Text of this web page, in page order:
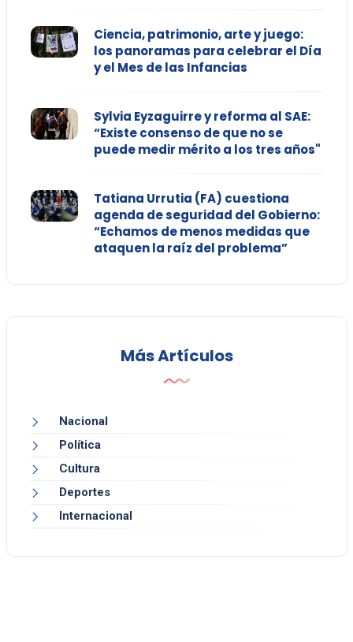
Ciencia, patrimonio, arte y juego:
los panoramas para celebrar el Día
y el Mes de las Infancias
Sylvia Eyzaguirre y reforma al SAE:
“Existe consenso de que no se
puede medir mérito a los tres años"
Tatiana Urrutia (FA) cuestiona
agenda de seguridad del Gobierno:
“Echamos de menos medidas que
ataquen la raíz del problema”
Más Artículos
Nacional
Política
Cultura
Deportes
Internacional